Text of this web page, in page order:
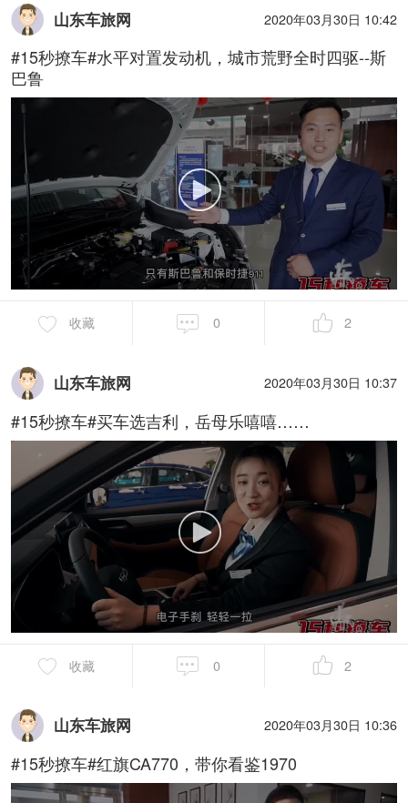
山东车旅网 2020年03月30日 10:42
#15秒撩车#水平对置发动机，城市荒野全时四驱--斯
巴鲁
收藏 0 2
山东车旅网 2020年03月30日 10:37
#15秒撩车#买车选吉利，岳母乐嘻嘻……
收藏 0 2
山东车旅网 2020年03月30日 10:36
#15秒撩车#红旗CA770，带你看鉴1970